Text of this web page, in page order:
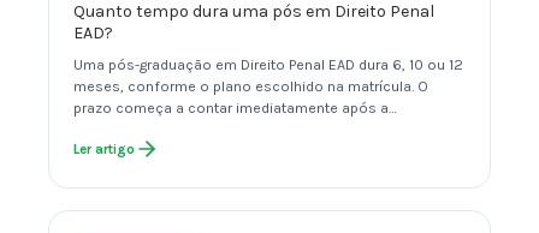
Quanto tempo dura uma pós em Direito Penal
EAD?
Uma pós-graduação em Direito Penal EAD dura 6, 10 ou 12
meses, conforme o plano escolhido na matrícula. O
prazo começa a contar imediatamente após a…
Ler artigo